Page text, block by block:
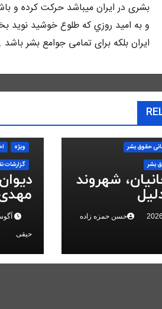
بشرى در ايران ميباشد حركت كرده و
و به اميد روزي كه طلوع خوشيد نويد
ايران بلكه براى تمامى جوامع بشر باشد .
حقوق بشر
بشر
شهروند
با حکومت
زندان محکوم
حسن حمزه زاده
ویژه
گزارشات
کردآگوست
حیقی